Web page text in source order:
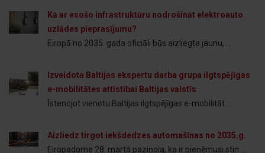
Kā ar esošo infrastruktūru nodrošināt elektroauto
uzlādes pieprasījumu?
Eiropā no 2035. gada oficiāli būs aizliegta jaunu, ...
Izveidota Baltijas ekspertu darba grupa ilgtspējīgas
e-mobilitātes attīstībai Baltijas valstīs
Īstenojot vienotu Baltijas ilgtspējīgas e-mobilitāt ...
Aizliedz tirgot iekšdedzes automašīnas no 2035.g.
Eiropadome 28. martā paziņoja, ka ir pieņēmusi stin ...